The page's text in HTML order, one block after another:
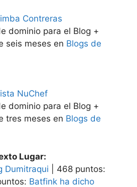
Contreras
dominio para el Blog +
seis meses en Blogs de
NuChef
dominio para el Blog +
tres meses en Blogs de
Lugar:
Dumitraqui | 468 puntos:
Batfink ha dicho